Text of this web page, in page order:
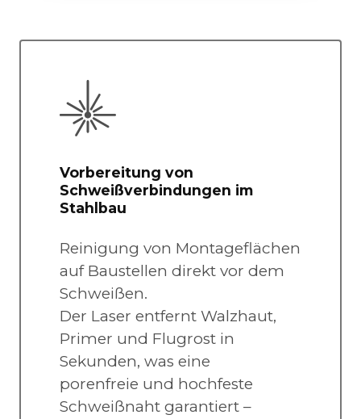
Vorbereitung von
Schweißverbindungen im
Stahlbau
Reinigung von Montageflächen
auf Baustellen direkt vor dem
Schweißen.
Der Laser entfernt Walzhaut,
Primer und Flugrost in
Sekunden, was eine
porenfreie und hochfeste
Schweißnaht garantiert –